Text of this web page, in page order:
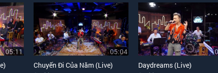
05:11
05:04
Chuyến Đi Của Năm (Live)
Daydreams (Live)